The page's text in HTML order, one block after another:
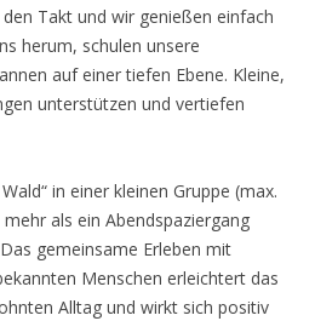
Takt und wir genießen einfach
herum, schulen unsere
auf einer tiefen Ebene. Kleine,
unterstützen und vertiefen
in einer kleinen Gruppe (max.
als ein Abendspaziergang
gemeinsame Erleben mit
Menschen erleichtert das
Alltag und wirkt sich positiv